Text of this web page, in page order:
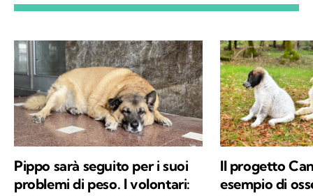
poi ho studiato etologia, sono diventata
educatrice cinofila e ho trovato il mio posto in
Trentino, sulle Dolomiti di Brenta. Ora scrivo
di animali selvatici e domestici che vivono più
o meno vicini agli esseri umani, con la
speranza di sensibilizzare alla tutela di ogni
Pippo sarà seguito per i suoi
problemi di peso. I volontari:
Il progetto
esempio di